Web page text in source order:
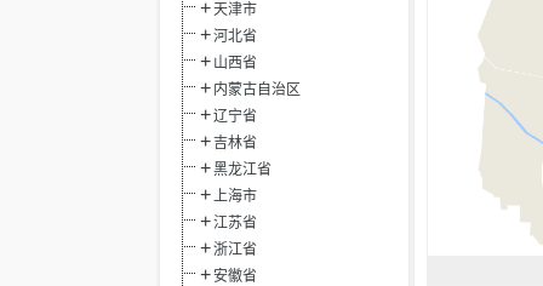
天津市
河北省
山西省
内蒙古自治区
辽宁省
吉林省
黑龙江省
上海市
江苏省
浙江省
安徽省